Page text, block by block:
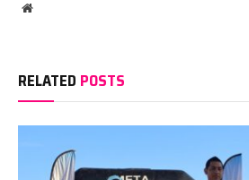
Website
RELATED POSTS